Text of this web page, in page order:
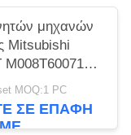
μηχανών
Mitsubishi
M008T60071
6D16 6D17
MOQ:1 PC
ΣΕ ΕΠΑΦΉ
ΜΕ